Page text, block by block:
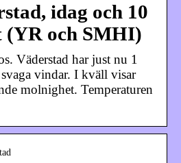
idag och 10
(YR och SMHI)
Väderstad har just nu 1
vindar. I kväll visar
molnighet. Temperaturen